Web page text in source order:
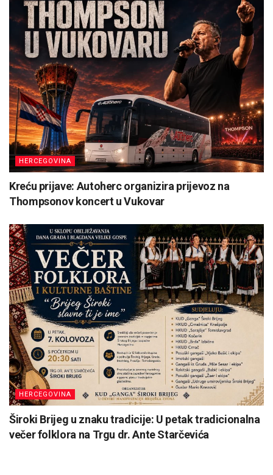
HERCEGOVINA
Kreću prijave: Autoherc organizira prijevoz na
Thompsonov koncert u Vukovar
HERCEGOVINA
Široki Brijeg u znaku tradicije: U petak tradicionalna
večer folklora na Trgu dr. Ante Starčevića